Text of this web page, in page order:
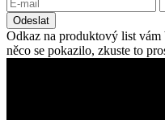
Odeslat
Odkaz na produktový list vám
něco se pokazilo, zkuste to